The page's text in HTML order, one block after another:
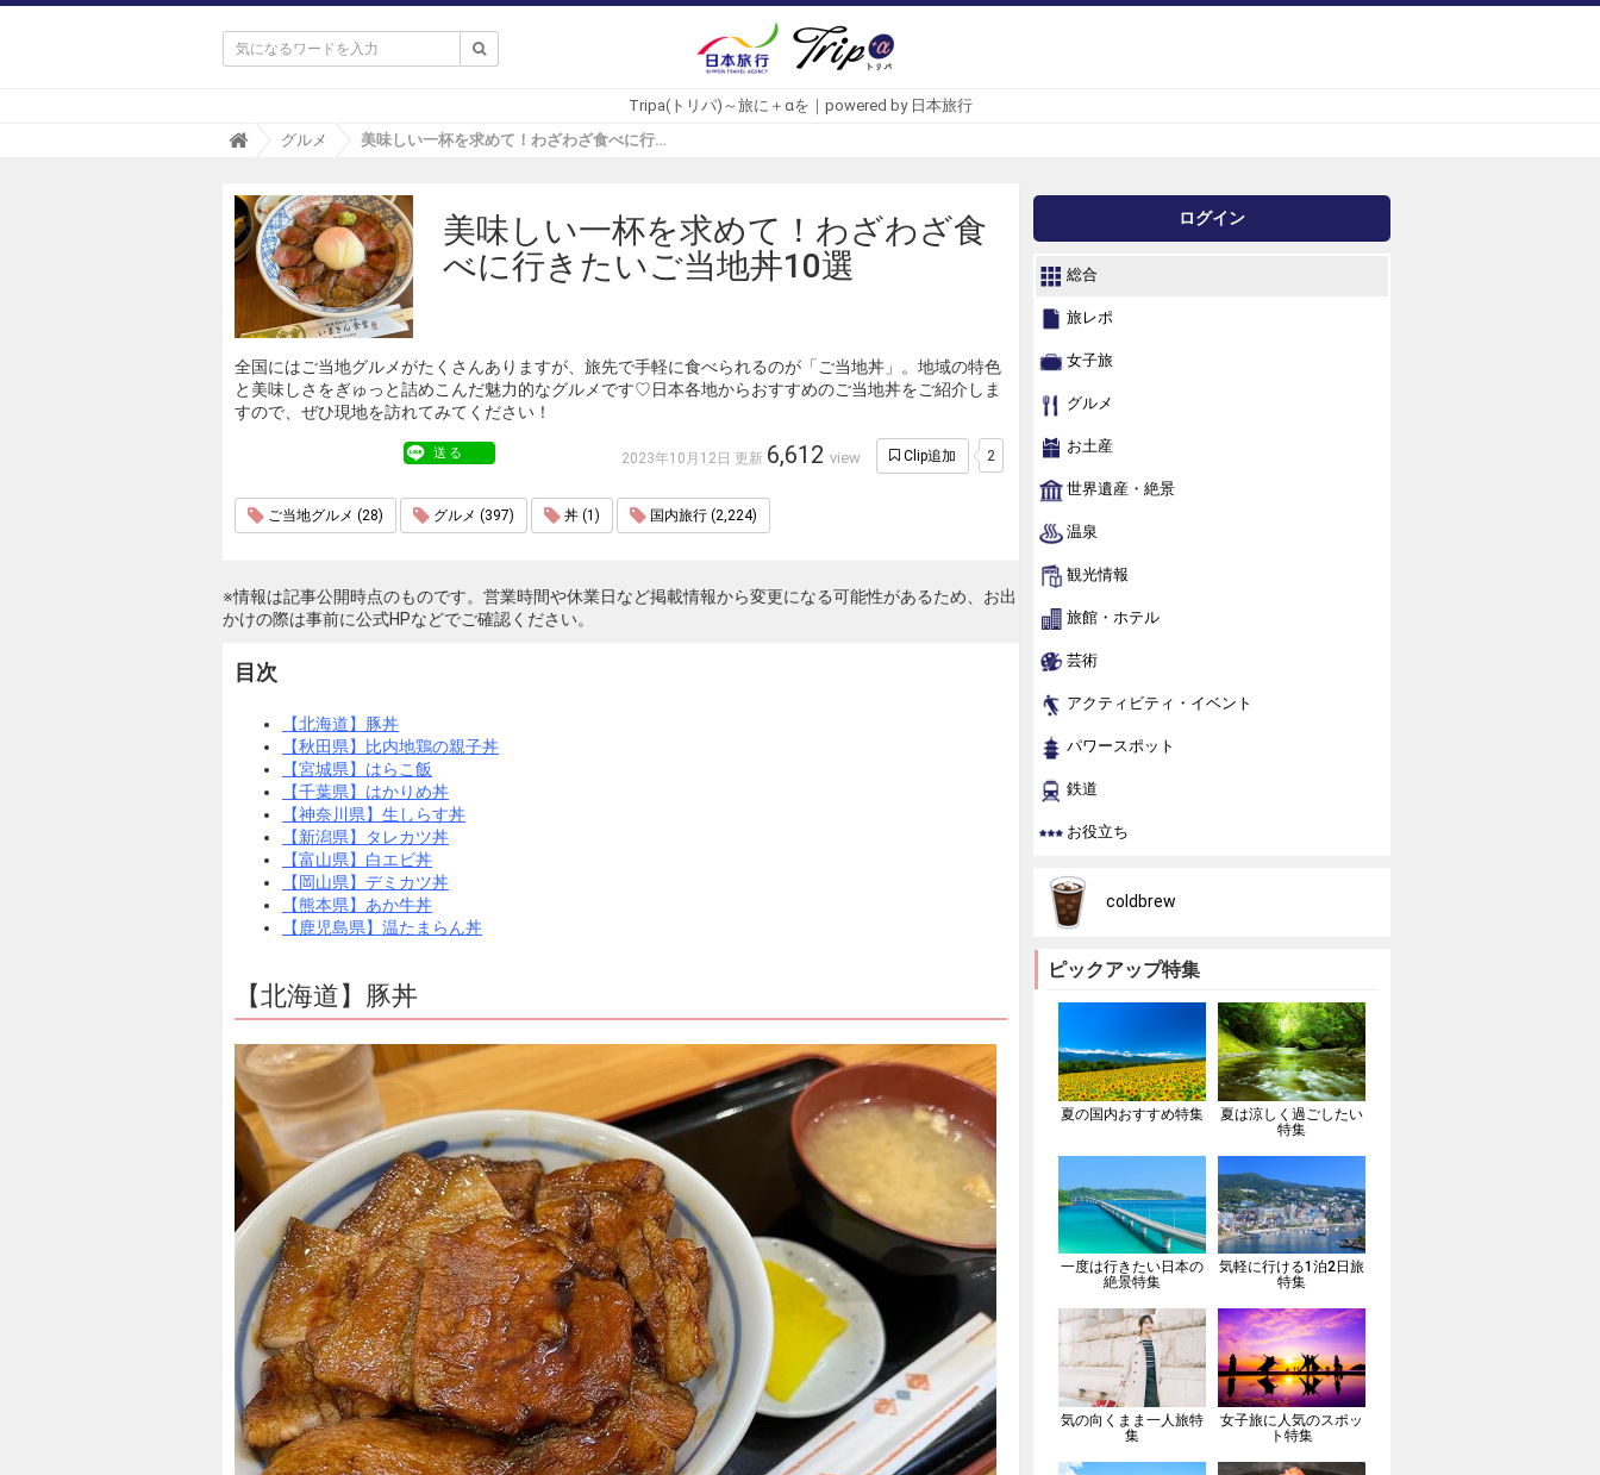
Tripa(トリパ)～旅に＋αを｜powered by 日本旅行
T
p
a
(
ト
)
グルメ 美味しい一杯を求めて！わざわざ食べに行きたいご当地丼10選 - Tripa(トリパ)
美味しい一杯を求めて！わざわざ食
べに行きたいご当地丼10選
全国にはご当地グルメがたくさんありますが、旅先で手軽に食べられるのが「ご当地丼」。地域の特色
と美味しさをぎゅっと詰めこんだ魅力的なグルメです♡日本各地からおすすめのご当地丼をご紹介しま
すので、ぜひ現地を訪れてみてください！
送る 2023年10月12日 更新 6,612view Clip追加 2
ご当地グルメ (28) グルメ (397) 丼 (1) 国内旅行 (2,224)
※情報は記事公開時点のものです。営業時間や休業日など掲載情報から変更になる可能性があるため、お出
かけの際は事前に公式HPなどでご確認ください。
目次
【北海道】豚丼
【秋田県】比内地鶏の親子丼
【宮城県】はらこ飯
【千葉県】はかりめ丼
【神奈川県】生しらす丼
【新潟県】タレカツ丼
【富山県】白エビ丼
【岡山県】デミカツ丼
【熊本県】あか牛丼
【鹿児島県】温たまらん丼
【北海道】豚丼
ログイン
総合
旅レポ
女子旅
グルメ
お土産
世界遺産・絶景
温泉
観光情報
旅館・ホテル
芸術
アクティビティ・イベント
パワースポット
鉄道
お役立ち
coldbrew
ピックアップ特集
夏の国内おすすめ特集
夏は涼しく過ごしたい
特集
一度は行きたい日本の
絶景特集
気軽に行ける1泊2日旅
特集
気の向くまま一人旅特
集
女子旅に人気のスポッ
ト特集